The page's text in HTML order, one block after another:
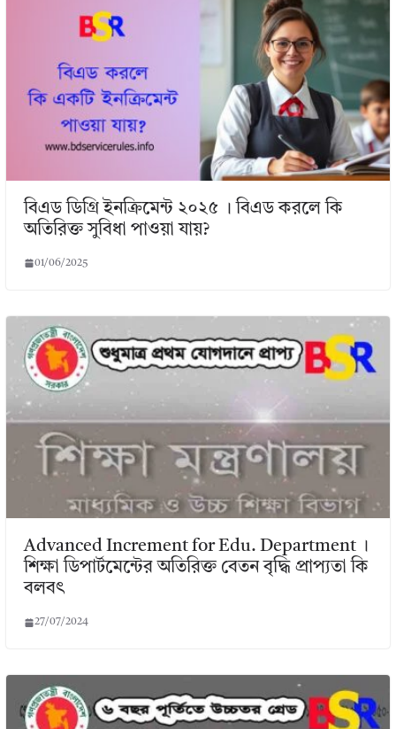
বিএড ডিগ্রি ইনক্রিমেন্ট ২০২৫ । বিএড করলে কি
অতিরিক্ত সুবিধা পাওয়া যায়?
01/06/2025
Advanced Increment for Edu. Department ।
শিক্ষা ডিপার্টমেন্টের অতিরিক্ত বেতন বৃদ্ধি প্রাপ্যতা কি
বলবৎ
27/07/2024